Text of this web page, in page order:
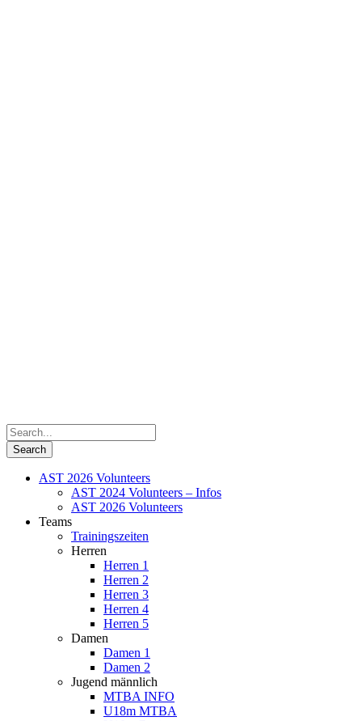
AST 2026 Volunteers
AST 2024 Volunteers – Infos
AST 2026 Volunteers
Teams
Trainingszeiten
Herren
Herren 1
Herren 2
Herren 3
Herren 4
Herren 5
Damen
Damen 1
Damen 2
Jugend männlich
MTBA INFO
U18m MTBA